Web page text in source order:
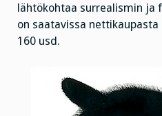
lähtökohtaa surrealismin ja
on saatavissa
160 usd.